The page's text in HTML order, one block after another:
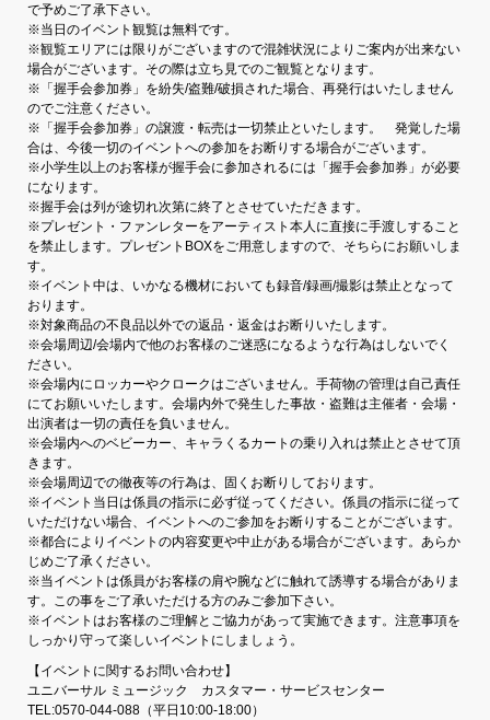
で予めご了承下さい。
※当日のイベント観覧は無料です。
※観覧エリアには限りがございますので混雑状況によりご案内が出来ない
場合がございます。その際は立ち見でのご観覧となります。
※「握手会参加券」を紛失/盗難/破損された場合、再発行はいたしません
のでご注意ください。
※「握手会参加券」の譲渡・転売は一切禁止といたします。 発覚した場
合は、今後一切のイベントへの参加をお断りする場合がございます。
※小学生以上のお客様が握手会に参加されるには「握手会参加券」が必要
になります。
※握手会は列が途切れ次第に終了とさせていただきます。
※プレゼント・ファンレターをアーティスト本人に直接に手渡しすること
を禁止します。プレゼントBOXをご用意しますので、そちらにお願いしま
す。
※イベント中は、いかなる機材においても録音/録画/撮影は禁止となって
おります。
※対象商品の不良品以外での返品・返金はお断りいたします。
※会場周辺/会場内で他のお客様のご迷惑になるような行為はしないでく
ださい。
※会場内にロッカーやクロークはございません。手荷物の管理は自己責任
にてお願いいたします。会場内外で発生した事故・盗難は主催者・会場・
出演者は一切の責任を負いません。
※会場内へのベビーカー、キャラくるカートの乗り入れは禁止とさせて頂
きます。
※会場周辺での徹夜等の行為は、固くお断りしております。
※イベント当日は係員の指示に必ず従ってください。係員の指示に従って
いただけない場合、イベントへのご参加をお断りすることがございます。
※都合によりイベントの内容変更や中止がある場合がございます。あらか
じめご了承ください。
※当イベントは係員がお客様の肩や腕などに触れて誘導する場合がありま
す。この事をご了承いただける方のみご参加下さい。
※イベントはお客様のご理解とご協力があって実施できます。注意事項を
しっかり守って楽しいイベントにしましょう。
【イベントに関するお問い合わせ】
ユニバーサル ミュージック カスタマー・サービスセンター
TEL:0570-044-088（平日10:00-18:00）